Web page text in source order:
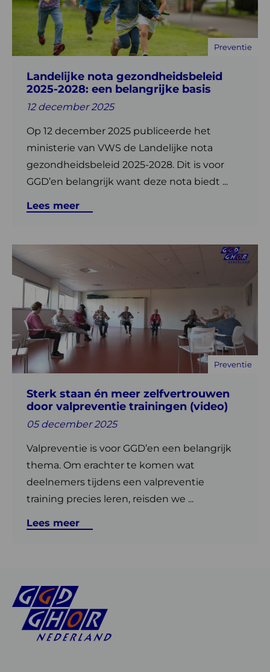
Landelijke nota gezondheidsbeleid
2025-2028: een belangrijke basis
12 december 2025
Op 12 december 2025 publiceerde het
ministerie van VWS de Landelijke nota
gezondheidsbeleid 2025-2028. Dit is voor
GGD’en belangrijk want deze nota biedt ...
Lees meer
Preventie
gezondheidsbeleid
2028:
een
basis
Sterk staan én meer zelfvertrouwen
door valpreventie trainingen (video)
05 december 2025
Valpreventie is voor GGD’en een belangrijk
thema. Om erachter te komen wat
deelnemers tijdens een valpreventie
training precies leren, reisden we ...
Lees meer
Preventie
meer
over
Sterk
staan
meer
zelfvertrouwen
door
trainingen
(video)